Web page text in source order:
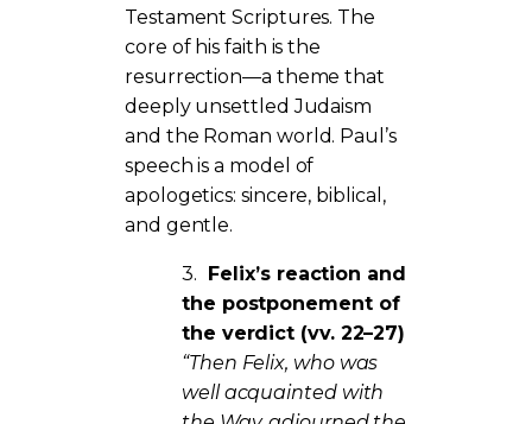
Testament Scriptures. The
core of his faith is the
resurrection—a theme that
deeply unsettled Judaism
and the Roman world. Paul’s
speech is a model of
apologetics: sincere, biblical,
and gentle.
3. Felix’s reaction and
the postponement of
the verdict (vv. 22–27)
“Then Felix, who was
well acquainted with